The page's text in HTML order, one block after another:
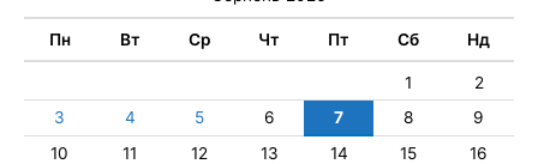
Пн Вт Ср Чт Пт Сб Нд
1
2
3
4 5 6 7 8
9
10
11 12 13 14 15
16